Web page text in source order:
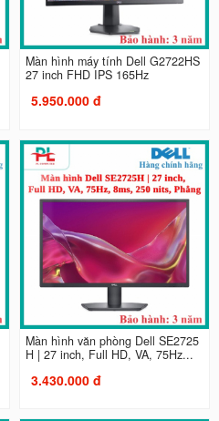
Màn hình máy tính Dell G2722HS
27 inch FHD IPS 165Hz
5.950.000 đ
Màn hình văn phòng Dell SE2725
H | 27 inch, Full HD, VA, 75Hz...
3.430.000 đ